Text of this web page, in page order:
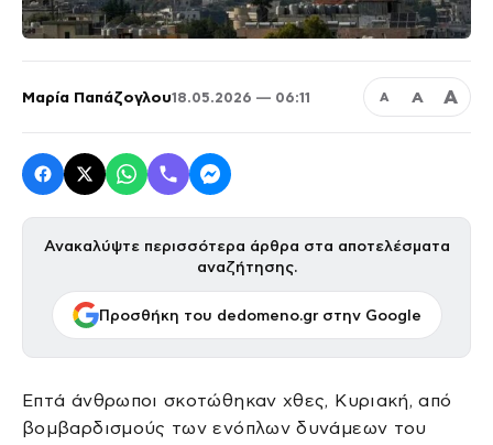
Μαρία Παπάζογλου18.05.2026 — 06:11 Α Α Α
Ανακαλύψτε περισσότερα άρθρα στα αποτελέσματα
αναζήτησης.
Προσθήκη του dedomeno.gr στην Google
Επτά άνθρωποι σκοτώθηκαν χθες, Κυριακή, από
βομβαρδισμούς των ενόπλων δυνάμεων του